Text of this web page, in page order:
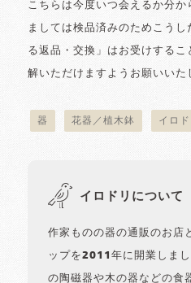
こちらは今度いつ会えるか分
ましては検品済みのためこうし
る返品・交換」はお受けする
解いただけますようお願いいた
器 花器／植木鉢 イロ
イロドリについて
作家ものの器の通販のお店
ップを2011年に開業しま
の陶磁器や木の器などの食